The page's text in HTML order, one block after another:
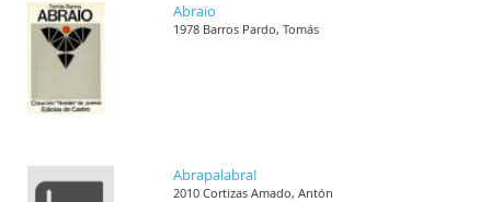
Abraio
1978 Barros Pardo, Tomás
Abrapalabra!
2010 Cortizas Amado, Antón